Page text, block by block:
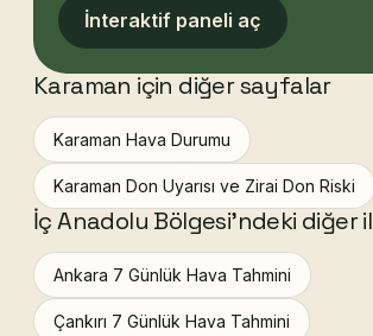
İnteraktif paneli aç
Karaman için diğer sayfalar
Karaman Hava Durumu
Karaman Don Uyarısı ve Zirai Don Riski
İç Anadolu Bölgesi'ndeki diğer
Ankara 7 Günlük Hava Tahmini
Çankırı 7 Günlük Hava Tahmini